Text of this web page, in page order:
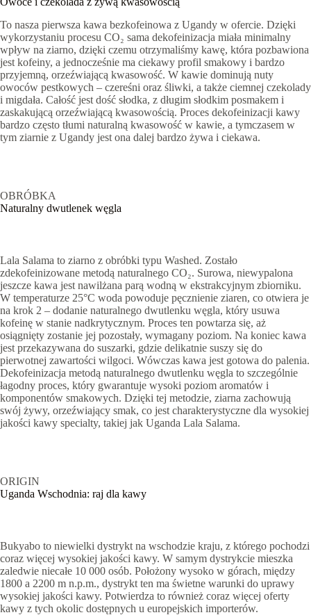
To nasza pierwsza kawa bezkofeinowa z Ugandy w ofercie. Dzięki
wykorzystaniu procesu CO₂ sama dekofeinizacja miała minimalny
wpływ na ziarno, dzięki czemu otrzymaliśmy kawę, która pozbawiona
jest kofeiny, a jednocześnie ma ciekawy profil smakowy i bardzo
przyjemną, orzeźwiającą kwasowość. W kawie dominują nuty
owoców pestkowych – czereśni oraz śliwki, a także ciemnej czekolady
i migdała. Całość jest dość słodka, z długim słodkim posmakem i
zaskakującą orzeźwiającą kwasowością. Proces dekofeinizacji kawy
bardzo często tłumi naturalną kwasowość w kawie, a tymczasem w
tym ziarnie z Ugandy jest ona dalej bardzo żywa i ciekawa.
OBRÓBKA
Naturalny dwutlenek węgla
Lala Salama to ziarno z obróbki typu Washed. Zostało
zdekofeinizowane metodą naturalnego CO₂. Surowa, niewypalona
jeszcze kawa jest nawilżana parą wodną w ekstrakcyjnym zbiorniku.
W temperaturze 25°C woda powoduje pęcznienie ziaren, co otwiera je
na krok 2 – dodanie naturalnego dwutlenku węgla, który usuwa
kofeinę w stanie nadkrytycznym. Proces ten powtarza się, aż
osiągnięty zostanie jej pozostały, wymagany poziom. Na koniec kawa
jest przekazywana do suszarki, gdzie delikatnie suszy się do
pierwotnej zawartości wilgoci. Wówczas kawa jest gotowa do palenia.
Dekofeinizacja metodą naturalnego dwutlenku węgla to szczególnie
łagodny proces, który gwarantuje wysoki poziom aromatów i
komponentów smakowych. Dzięki tej metodzie, ziarna zachowują
swój żywy, orzeźwiający smak, co jest charakterystyczne dla wysokiej
jakości kawy specialty, takiej jak Uganda Lala Salama.
ORIGIN
Uganda Wschodnia: raj dla kawy
Bukyabo to niewielki dystrykt na wschodzie kraju, z którego pochodzi
coraz więcej wysokiej jakości kawy. W samym dystrykcie mieszka
zaledwie niecałe 10 000 osób. Położony wysoko w górach, między
1800 a 2200 m n.p.m., dystrykt ten ma świetne warunki do uprawy
wysokiej jakości kawy. Potwierdza to również coraz więcej oferty
kawy z tych okolic dostępnych u europejskich importerów.